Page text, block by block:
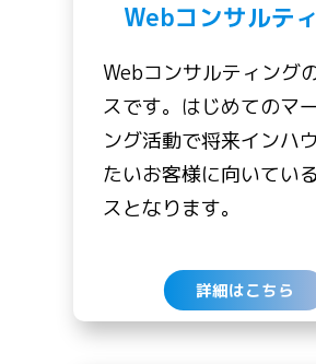
Webコンサルテ
Webコンサルティング
スです。はじめてのマ
ング活動で将来インハ
たいお客様に向いてい
スとなります。
詳細はこちら